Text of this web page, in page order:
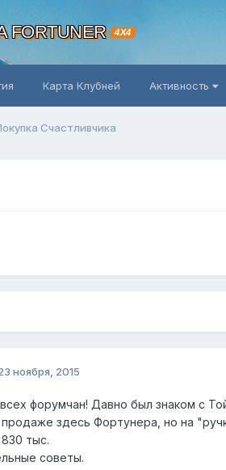
4X4
Карта Клубней Активность
Счастливчика
ноября, 2015
форумчан! Давно был знаком с
здесь Фортунера, но на
тыс.
советы.